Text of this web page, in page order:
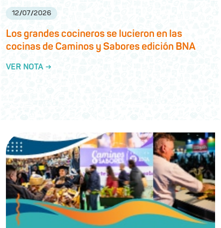
12/07/2026
Los grandes cocineros se lucieron en las
cocinas de Caminos y Sabores edición BNA
VER NOTA →